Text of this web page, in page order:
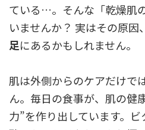
ている…。そんな「乾燥肌
いませんか？ 実はその原因、
足にあるかもしれません。
肌は外側からのケアだけで
ん。毎日の食事が、肌の健
力”を作り出しています。